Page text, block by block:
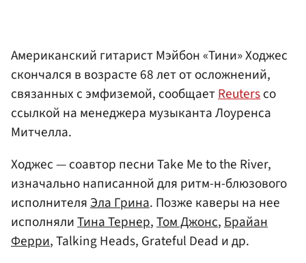
Американский гитарист Мэйбон «Тини» Ходжес
скончался в возрасте 68 лет от осложнений,
связанных с эмфиземой, сообщаетReutersсо
ссылкой на менеджера музыканта Лоуренса
Митчелла.
Ходжес — соавтор песни Take Me to the River,
изначально написанной для ритм-н-блюзового
исполнителяЭла Грина. Позже каверы на нее
исполнялиТина Тернер,Том Джонс,Брайан
Ферри, Talking Heads, Grateful Dead и др.